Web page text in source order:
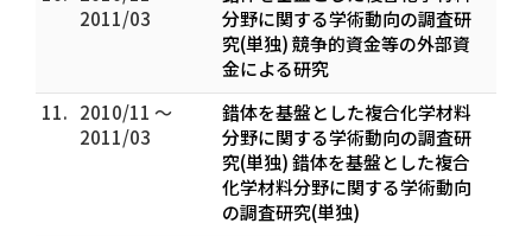
2011/03
分野に関する学術動向の調査研
究(単独) 競争的資金等の外部資
金による研究
11. 2010/11 ～
2011/03
錯体を基盤とした複合化学材料
分野に関する学術動向の調査研
究(単独) 錯体を基盤とした複合
化学材料分野に関する学術動向
の調査研究(単独)